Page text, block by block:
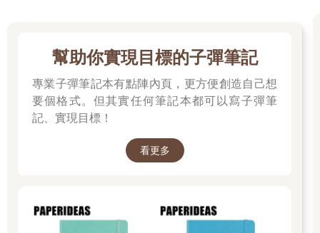
幫助你實現目標的子彈筆記
專業子彈筆記本有點陣內頁，更方便創造自己想
要個格式。但其實任何筆記本都可以寫子彈筆
記、實現目標！
看更多